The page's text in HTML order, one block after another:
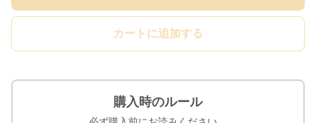
カートに追加する
購入時のルール